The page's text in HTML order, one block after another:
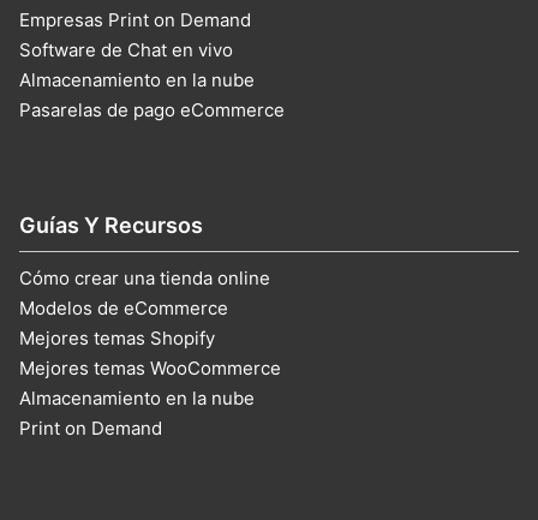
Guías Y Recursos
Cómo crear una tienda online
Modelos de eCommerce
Mejores temas Shopify
Mejores temas WooCommerce
Almacenamiento en la nube
Print on Demand
Empresas Print on Demand
Software de Chat en vivo
Almacenamiento en la nube
Pasarelas de pago eCommerce